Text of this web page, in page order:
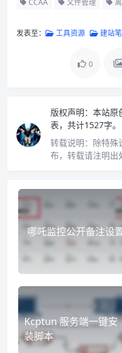
CCAA 文件管理
发表至： 工具资源 建站
0
版权声明： 本站原
表，共计1527字。
转载说明： 除特殊
布，转载请注明出
哪吒监控公开备注设
Kcptun 服务端一键安
装脚本